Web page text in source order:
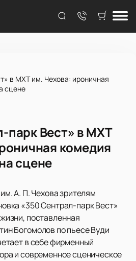
в МХТ им. Чехова: ироничная
сцене
парк Вест» в МХТ
комедия
сцене
А. П. Чехова зрителям
«350 Сентрал-парк Вест»
поставленная
Богомолов по пьесе Вуди
в себе фирменный
и современное сценическое